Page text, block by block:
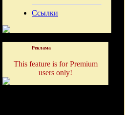
Ссылки
Реклама
This feature is for Premium
users only!